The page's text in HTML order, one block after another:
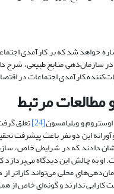
خواهد شد که بر کارآمدی
سازمان‌دهی منابع‌ طبیعی، شرح
کارآمدی اجتماعات در
[24] تعلق
این دو نفر باعث پیشرفت
1388). آنها نشان دادند که در
به چالش این دیدگاه می‌پردازد
محلی می‌تواند
کارایی ندارند و گونه‌ای خاص